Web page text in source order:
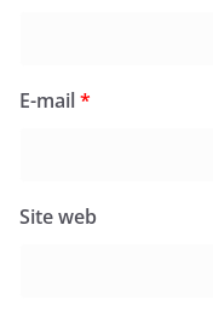
E-mail*
Site web